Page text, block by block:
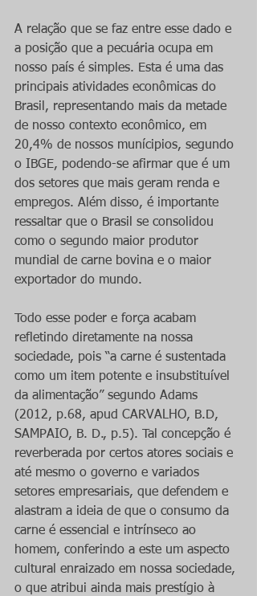
A relação que se faz entre esse dado e
a posição que a pecuária ocupa em
nosso país é simples. Esta é uma das
principais atividades econômicas do
Brasil, representando mais da metade
de nosso contexto econômico, em
20,4% de nossos munícipios, segundo
o IBGE, podendo-se afirmar que é um
dos setores que mais geram renda e
empregos. Além disso, é importante
ressaltar que o Brasil se consolidou
como o segundo maior produtor
mundial de carne bovina e o maior
exportador do mundo.
Todo esse poder e força acabam
refletindo diretamente na nossa
sociedade, pois “a carne é sustentada
como um item potente e insubstituível
da alimentação” segundo Adams
(2012, p.68, apud CARVALHO, B.D,
SAMPAIO, B. D., p.5). Tal concepção é
reverberada por certos atores sociais e
até mesmo o governo e variados
setores empresariais, que defendem e
alastram a ideia de que o consumo da
carne é essencial e intrínseco ao
homem, conferindo a este um aspecto
cultural enraizado em nossa sociedade,
o que atribui ainda mais prestígio à